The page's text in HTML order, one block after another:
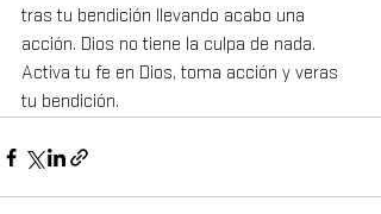
tras tu bendición llevando acabo una
acción. Dios no tiene la culpa de nada.
Activa tu fe en Dios, toma acción y veras
tu bendición.